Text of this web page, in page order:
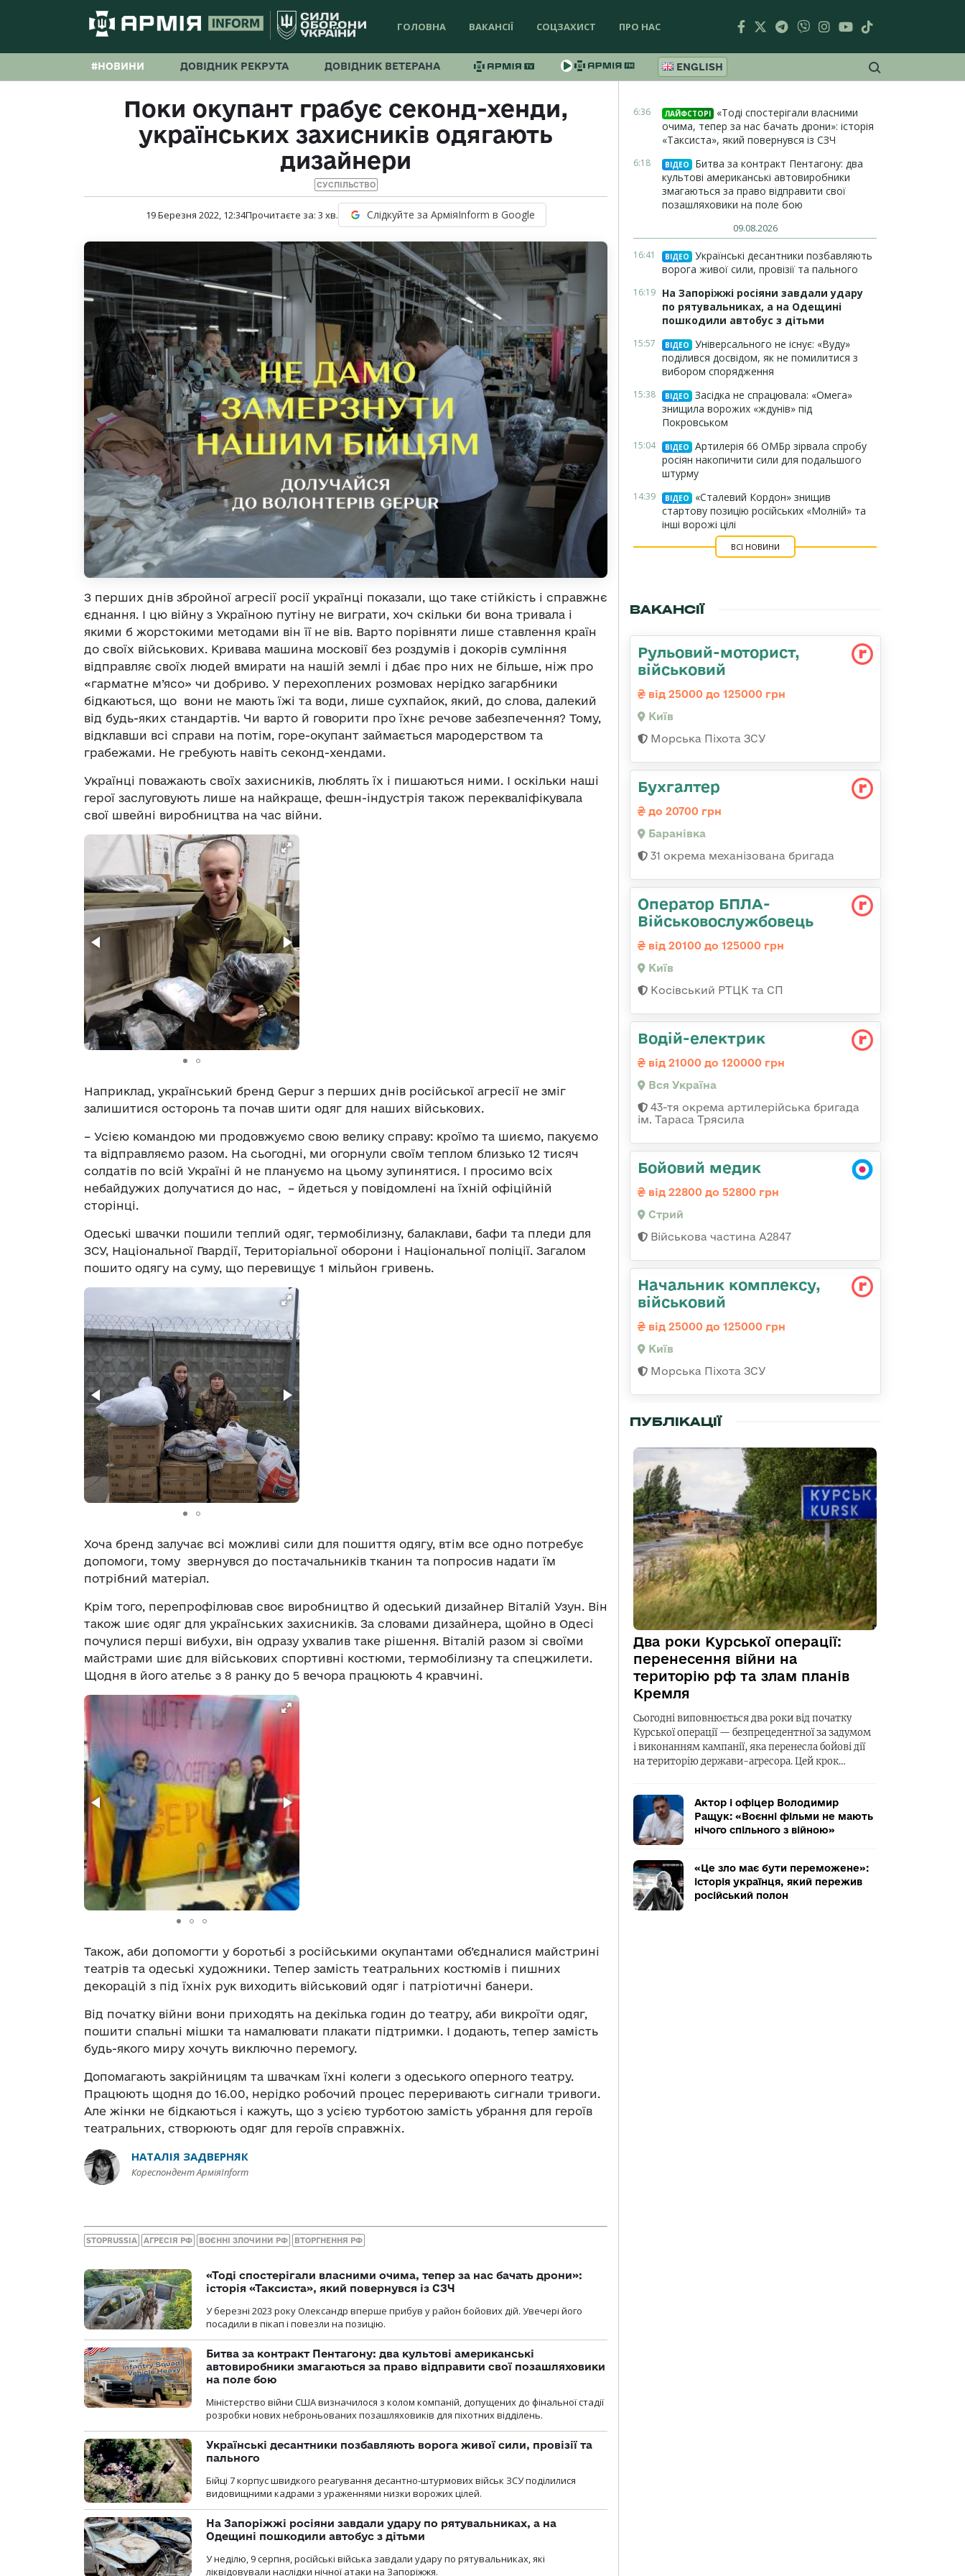
ГОЛОВНА ВАКАНСІЇ СОЦЗАХИСТ ПРО НАС
#НОВИНИ ДОВІДНИК РЕКРУТА ДОВІДНИК ВЕТЕРАНА ENGLISH
Поки окупант грабує секонд-хенди,
українських захисників одягають
дизайнери
СУСПІЛЬСТВО
19 Березня 2022, 12:34Прочитаєте за: 3 хв. Слідкуйте за АрміяInform в Google
З перших днів збройної агресії росії українці показали, що таке стійкість і справжнє
єднання. І цю війну з Україною путіну не виграти, хоч скільки би вона тривала і
якими б жорстокими методами він її не вів. Варто порівняти лише ставлення країн
до своїх військових. Кривава машина московії без роздумів і докорів сумління
відправляє своїх людей вмирати на нашій землі і дбає про них не більше, ніж про
«гарматне м’ясо» чи добриво. У перехоплених розмовах нерідко загарбники
бідкаються, що вони не мають їжі та води, лише сухпайок, який, до слова, далекий
від будь-яких стандартів. Чи варто й говорити про їхнє речове забезпечення? Тому,
відклавши всі справи на потім, горе-окупант займається мародерством та
грабежами. Не гребують навіть секонд-хендами.
Українці поважають своїх захисників, люблять їх і пишаються ними. І оскільки наші
герої заслуговують лише на найкраще, фешн-індустрія також перекваліфікувала
свої швейні виробництва на час війни.
Наприклад, український бренд Gepur з перших днів російської агресії не зміг
залишитися осторонь та почав шити одяг для наших військових.
– Усією командою ми продовжуємо свою велику справу: кроїмо та шиємо, пакуємо
та відправляємо разом. На сьогодні, ми огорнули своїм теплом близько 12 тисяч
солдатів по всій Україні й не плануємо на цьому зупинятися. І просимо всіх
небайдужих долучатися до нас, – йдеться у повідомлені на їхній офіційній
сторінці.
Одеські швачки пошили теплий одяг, термобілизну, балаклави, бафи та пледи для
ЗСУ, Національної Гвардії, Територіальної оборони і Національної поліції. Загалом
пошито одягу на суму, що перевищує 1 мільйон гривень.
Хоча бренд залучає всі можливі сили для пошиття одягу, втім все одно потребує
допомоги, тому звернувся до постачальників тканин та попросив надати їм
потрібний матеріал.
Крім того, перепрофілював своє виробництво й одеський дизайнер Віталій Узун. Він
також шиє одяг для українських захисників. За словами дизайнера, щойно в Одесі
почулися перші вибухи, він одразу ухвалив таке рішення. Віталій разом зі своїми
майстрами шиє для військових спортивні костюми, термобілизну та спецжилети.
Щодня в його ательє з 8 ранку до 5 вечора працюють 4 кравчині.
Також, аби допомогти у боротьбі з російськими окупантами об’єдналися майстрині
театрів та одеські художники. Тепер замість театральних костюмів і пишних
декорацій з під їхніх рук виходить військовий одяг і патріотичні банери.
Від початку війни вони приходять на декілька годин до театру, аби викроїти одяг,
пошити спальні мішки та намалювати плакати підтримки. І додають, тепер замість
будь-якого миру хочуть виключно перемогу.
Допомагають закрійницям та швачкам їхні колеги з одеського оперного театру.
Працюють щодня до 16.00, нерідко робочий процес переривають сигнали тривоги.
Але жінки не бідкаються і кажуть, що з усією турботою замість убрання для героїв
театральних, створюють одяг для героїв справжніх.
НАТАЛІЯ ЗАДВЕРНЯК
Кореспондент АрміяInform
STOPRUSSIA АГРЕСІЯ РФ ВОЄННІ ЗЛОЧИНИ РФ ВТОРГНЕННЯ РФ
«Тоді спостерігали власними очима, тепер за нас бачать дрони»:
історія «Таксиста», який повернувся із СЗЧ
У березні 2023 року Олександр вперше прибув у район бойових дій. Увечері його
посадили в пікап і повезли на позицію.
Битва за контракт Пентагону: два культові американські
автовиробники змагаються за право відправити свої позашляховики
на поле бою
Міністерство війни США визначилося з колом компаній, допущених до фінальної стадії
розробки нових неброньованих позашляховиків для піхотних відділень.
Українські десантники позбавляють ворога живої сили, провізії та
пального
Бійці 7 корпус швидкого реагування десантно-штурмових військ ЗСУ поділилися
видовищними кадрами з ураженнями низки ворожих цілей.
На Запоріжжі росіяни завдали удару по рятувальниках, а на
Одещині пошкодили автобус з дітьми
У неділю, 9 серпня, російські війська завдали удару по рятувальниках, які
ліквідовували наслідки нічної атаки на Запоріжжя.
6:36 ЛАЙФСТОРІ
«Тоді спостерігали власними
очима, тепер за нас бачать дрони»: історія
«Таксиста», який повернувся із СЗЧ
6:18 ВІДЕО
Битва за контракт Пентагону: два
культові американські автовиробники
змагаються за право відправити свої
позашляховики на поле бою
09.08.2026
16:41 ВІДЕО
Українські десантники позбавляють
ворога живої сили, провізії та пального
16:19 На Запоріжжі росіяни завдали удару
по рятувальниках, а на Одещині
пошкодили автобус з дітьми
15:57 ВІДЕО
Універсального не існує: «Вуду»
поділився досвідом, як не помилитися з
вибором спорядження
15:38 ВІДЕО
Засідка не спрацювала: «Омега»
знищила ворожих «ждунів» під
Покровськом
15:04 ВІДЕО
Артилерія 66 ОМБр зірвала спробу
росіян накопичити сили для подальшого
штурму
14:39 ВІДЕО
«Сталевий Кордон» знищив
стартову позицію російських «Молній» та
інші ворожі цілі
ВСІ НОВИНИ
ВАКАНСІЇ
Рульовий-мотоpист,
військовий
від 25000 до 125000 грн
Київ
Морська Піхота ЗСУ
Бухгалтер
до 20700 грн
Баранівка
31 окрема механізована бригада
Оператор БПЛА-
Військовослужбовець
від 20100 до 125000 грн
Київ
Косівський РТЦК та СП
Водій-електрик
від 21000 до 120000 грн
Вся Україна
43-тя окрема артилерійська бригада
ім. Тараса Трясила
Бойовий медик
від 22800 до 52800 грн
Стрий
Військова частина А2847
Начальник комплексу,
військовий
від 25000 до 125000 грн
Київ
Морська Піхота ЗСУ
ПУБЛІКАЦІЇ
Два роки Курської операції:
перенесення війни на
територію рф та злам планів
Кремля
Сьогодні виповнюється два роки від початку
Курської операції — безпрецедентної за задумом
і виконанням кампанії, яка перенесла бойові дії
на територію держави-агресора. Цей крок…
Актор і офіцер Володимир
Ращук: «Воєнні фільми не мають
нічого спільного з війною»
«Це зло має бути переможене»:
історія українця, який пережив
російський полон